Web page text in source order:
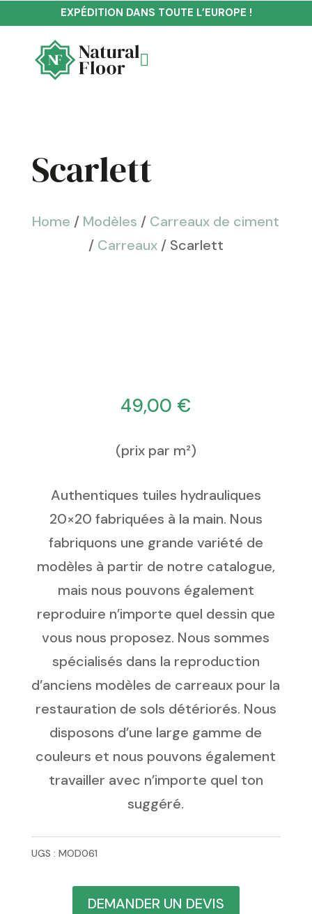
EXPÉDITION DANS TOUTE L’EUROPE !

Scarlett
Home / Modèles / Carreaux de ciment
/ Carreaux/ Scarlett
49,00 €
(prix par m²)
Authentiques tuiles hydrauliques
20×20 fabriquées à la main. Nous
fabriquons une grande variété de
modèles à partir de notre catalogue,
mais nous pouvons également
reproduire n’importe quel dessin que
vous nous proposez. Nous sommes
spécialisés dans la reproduction
d’anciens modèles de carreaux pour la
restauration de sols détériorés. Nous
disposons d’une large gamme de
couleurs et nous pouvons également
travailler avec n’importe quel ton
suggéré.
UGS : MOD061
DEMANDER UN DEVIS